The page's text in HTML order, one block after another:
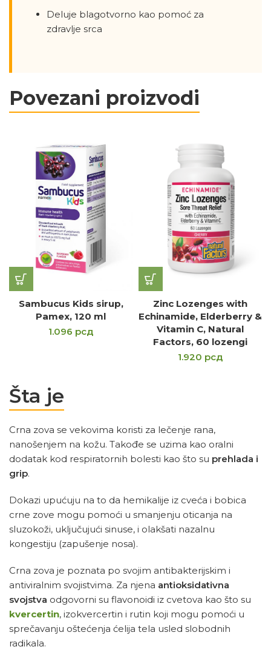
Deluje blagotvorno kao pomoć za
zdravlje srca
Povezani proizvodi
Sambucus Kids sirup,
Pamex, 120 ml
1.096 рсд
Zinc Lozenges with
Echinamide, Elderberry &
Vitamin C, Natural
Factors, 60 lozengi
1.920 рсд
Šta je
Crna zova se vekovima koristi za lečenje rana,
nanošenjem na kožu. Takođe se uzima kao oralni
dodatak kod respiratornih bolesti kao što su prehlada i
grip.
Dokazi upućuju na to da hemikalije iz cveća i bobica
crne zove mogu pomoći u smanjenju oticanja na
sluzokoži, uključujući sinuse, i olakšati nazalnu
kongestiju (zapušenje nosa).
Crna zova je poznata po svojim antibakterijskim i
antiviralnim svojistvima. Za njena antioksidativna
svojstva odgovorni su flavonoidi iz cvetova kao što su
kvercertin, izokvercertin i rutin koji mogu pomoći u
sprečavanju oštećenja ćelija tela usled slobodnih
radikala.